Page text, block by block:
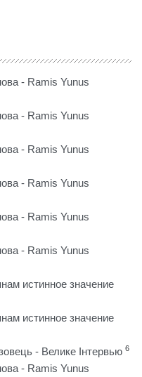
- Ramis Yunus
- Ramis Yunus
- Ramis Yunus
- Ramis Yunus
- Ramis Yunus
- Ramis Yunus
истинное значение
истинное значение
- Велике Інтервью 6
- Ramis Yunus